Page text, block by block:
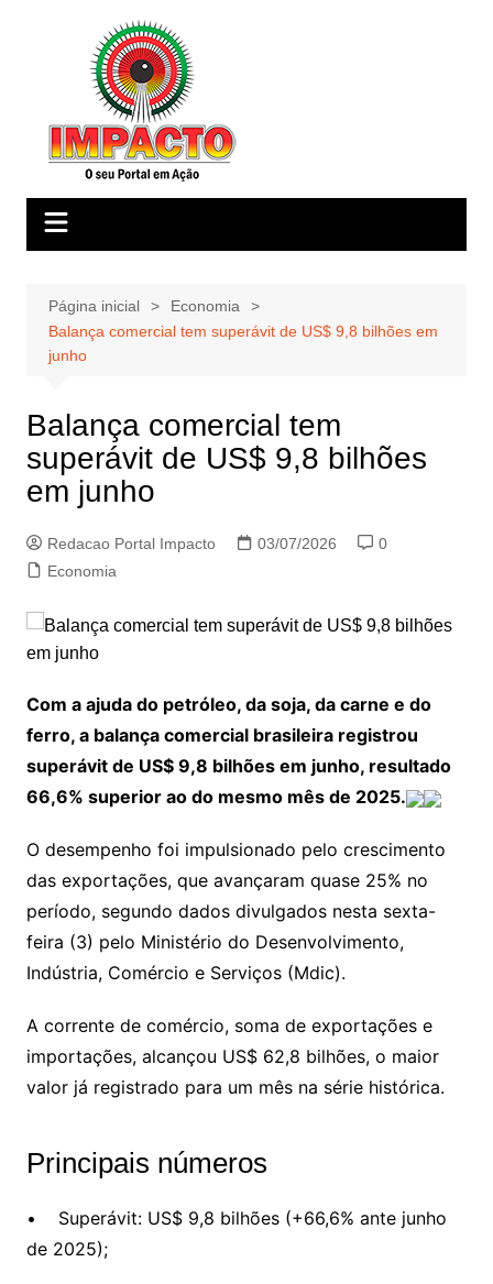
Página inicial
Economia
Balança comercial tem superávit de US$ 9,8 bilhões em
junho
Balança comercial tem
superávit de US$ 9,8 bilhões
em junho
Redacao Portal Impacto 03/07/2026
0
Economia
Com a ajuda do petróleo, da soja, da carne e do
ferro, a balança comercial brasileira registrou
superávit de US$ 9,8 bilhões em junho, resultado
66,6% superior ao do mesmo mês de 2025.
O desempenho foi impulsionado pelo crescimento
das exportações, que avançaram quase 25% no
período, segundo dados divulgados nesta sexta-
feira (3) pelo Ministério do Desenvolvimento,
Indústria, Comércio e Serviços (Mdic).
A corrente de comércio, soma de exportações e
importações, alcançou US$ 62,8 bilhões, o maior
valor já registrado para um mês na série histórica.
Principais números
• Superávit: US$ 9,8 bilhões (+66,6% ante junho
de 2025);